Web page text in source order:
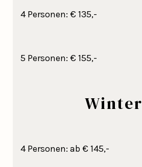
4 Personen: € 135,-
5 Personen: € 155,-
Winter
4 Personen: ab € 145,-